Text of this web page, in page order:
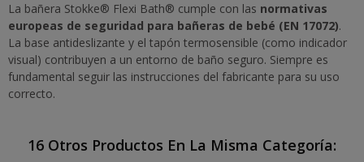
La bañera Stokke® Flexi Bath® cumple con las normativas
europeas de seguridad para bañeras de bebé (EN 17072).
La base antideslizante y el tapón termosensible (como indicador
visual) contribuyen a un entorno de baño seguro. Siempre es
fundamental seguir las instrucciones del fabricante para su uso
correcto.
16 Otros Productos En La Misma Categoría: